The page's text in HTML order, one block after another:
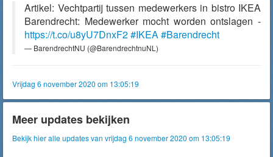
Artikel: Vechtpartij tussen medewerkers in bistro IKEA
Barendrecht: Medewerker mocht worden ontslagen -
https://t.co/u8yU7DnxF2#IKEA#Barendrecht
— BarendrechtNU (@BarendrechtnuNL)
Vrijdag 6 november 2020 om 13:05:19
Meer updates bekijken
Bekijk hier alle updates van vrijdag 6 november 2020 om 13:05:19